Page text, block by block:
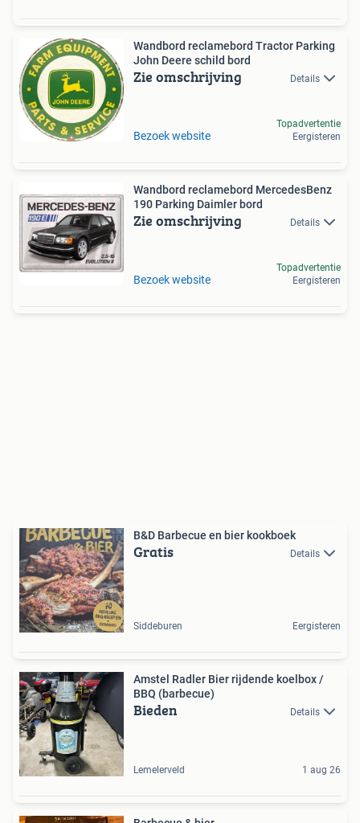
Wandbord reclamebord Tractor Parking
John Deere schild bord
Zie omschrijving Details
Bezoek website
Topadvertentie
Eergisteren
Wandbord reclamebord MercedesBenz
190 Parking Daimler bord
Zie omschrijving Details
Bezoek website
Topadvertentie
Eergisteren
B&D Barbecue en bier kookboek
Gratis Details
Siddeburen Eergisteren
Amstel Radler Bier rijdende koelbox /
BBQ (barbecue)
Bieden Details
Lemelerveld 1 aug 26